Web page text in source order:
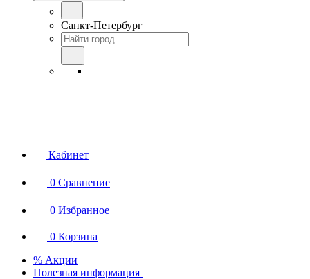
Санкт-Петербург
Кабинет
0 Сравнение
0 Избранное
0 Корзина
% Акции
Полезная информация